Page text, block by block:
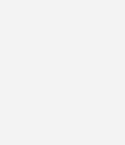
Anteil zehn
rot an, liegt er
dazwischen
Takt vor. Die
um immer die
die Daten in aller